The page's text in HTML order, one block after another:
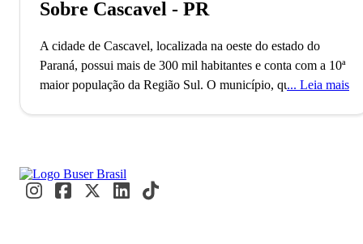
Sobre Cascavel - PR
A cidade de Cascavel, localizada na oeste do estado do
Paraná, possui mais de 300 mil habitantes e conta com a 10ª
maior população da Região Sul. O município, que também é
Cascavel é, inclusive, a 3ª melhor cidade do Paraná e a 23ª
do Brasil para se fazer negócios, segundo a Revista Exame.
Leia mais